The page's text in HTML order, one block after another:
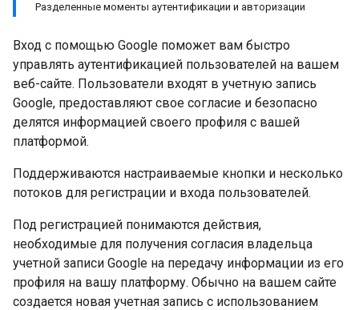
Разделенные моменты аутентификации и авторизации
Вход с помощью Google поможет вам быстро
управлять аутентификацией пользователей на вашем
веб-сайте. Пользователи входят в учетную запись
Google, предоставляют свое согласие и безопасно
делятся информацией своего профиля с вашей
платформой.
Поддерживаются настраиваемые кнопки и несколько
потоков для регистрации и входа пользователей.
Под регистрацией понимаются действия,
необходимые для получения согласия владельца
учетной записи Google на передачу информации из его
профиля на вашу платформу. Обычно на вашем сайте
создается новая учетная запись с использованием